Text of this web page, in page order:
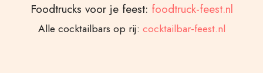
Foodtrucks voor je feest: foodtruck-feest.nl
Alle cocktailbars op rij: cocktailbar-feest.nl